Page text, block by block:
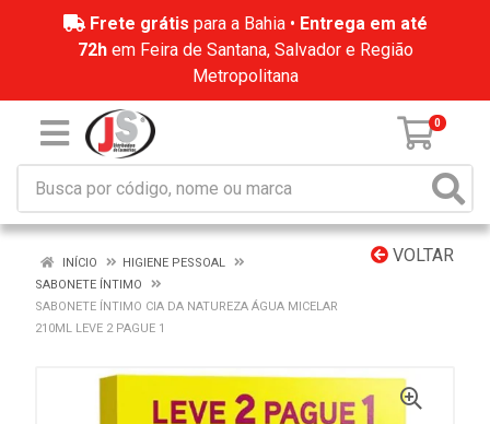
Frete grátis para a Bahia • Entrega em até
72hem Feira de Santana, Salvador e Região
Metropolitana
0
VOLTAR
INÍCIO
HIGIENE PESSOAL
SABONETE ÍNTIMO
SABONETE ÍNTIMO CIA DA NATUREZA ÁGUA MICELAR
210ML LEVE 2 PAGUE 1